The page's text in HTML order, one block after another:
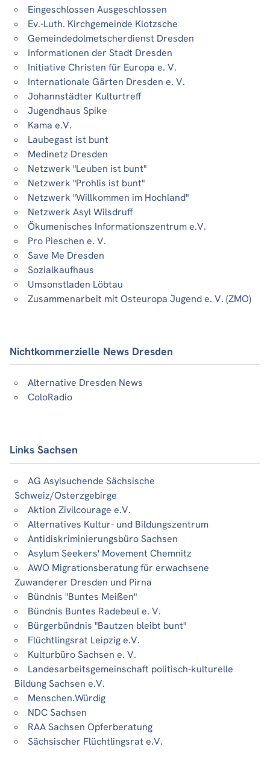
Eingeschlossen Ausgeschlossen
Ev.-Luth. Kirchgemeinde Klotzsche
Gemeindedolmetscherdienst Dresden
Informationen der Stadt Dresden
Initiative Christen für Europa e. V.
Internationale Gärten Dresden e. V.
Johannstädter Kulturtreff
Jugendhaus Spike
Kama e.V.
Laubegast ist bunt
Medinetz Dresden
Netzwerk "Leuben ist bunt"
Netzwerk "Prohlis ist bunt"
Netzwerk "Willkommen im Hochland"
Netzwerk Asyl Wilsdruff
Ökumenisches Informationszentrum e.V.
Pro Pieschen e. V.
Save Me Dresden
Sozialkaufhaus
Umsonstladen Löbtau
Zusammenarbeit mit Osteuropa Jugend e. V. (ZMO)
Nichtkommerzielle News Dresden
Alternative Dresden News
ColoRadio
Links Sachsen
AG Asylsuchende Sächsische
Schweiz/Osterzgebirge
Aktion Zivilcourage e.V.
Alternatives Kultur- und Bildungszentrum
Antidiskriminierungsbüro Sachsen
Asylum Seekers' Movement Chemnitz
AWO Migrationsberatung für erwachsene
Zuwanderer Dresden und Pirna
Bündnis "Buntes Meißen"
Bündnis Buntes Radebeul e. V.
Bürgerbündnis "Bautzen bleibt bunt"
Flüchtlingsrat Leipzig e.V.
Kulturbüro Sachsen e. V.
Landesarbeitsgemeinschaft politisch-kulturelle
Bildung Sachsen e.V.
Menschen.Würdig
NDC Sachsen
RAA Sachsen Opferberatung
Sächsischer Flüchtlingsrat e.V.